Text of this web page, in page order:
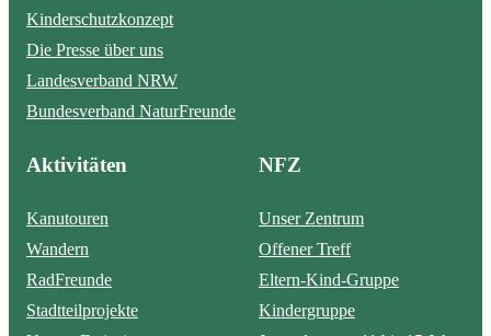
Kinderschutzkonzept
Die Presse über uns
Landesverband NRW
Bundesverband NaturFreunde
Aktivitäten
Kanutouren
Wandern
RadFreunde
Stadtteilprojekte
NFZ
Unser Zentrum
Offener Treff
Eltern-Kind-Gruppe
Kindergruppe